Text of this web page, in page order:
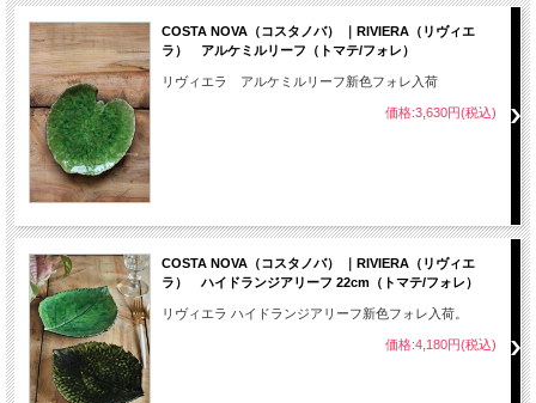
COSTA NOVA（コスタノバ） ｜RIVIERA（リヴィエ
ラ） アルケミルリーフ（トマテ/フォレ）
リヴィエラ アルケミルリーフ新色フォレ入荷
価格:3,630円(税込)
COSTA NOVA（コスタノバ） ｜RIVIERA（リヴィエ
ラ） ハイドランジアリーフ 22cm（トマテ/フォレ）
リヴィエラ ハイドランジアリーフ新色フォレ入荷。
価格:4,180円(税込)